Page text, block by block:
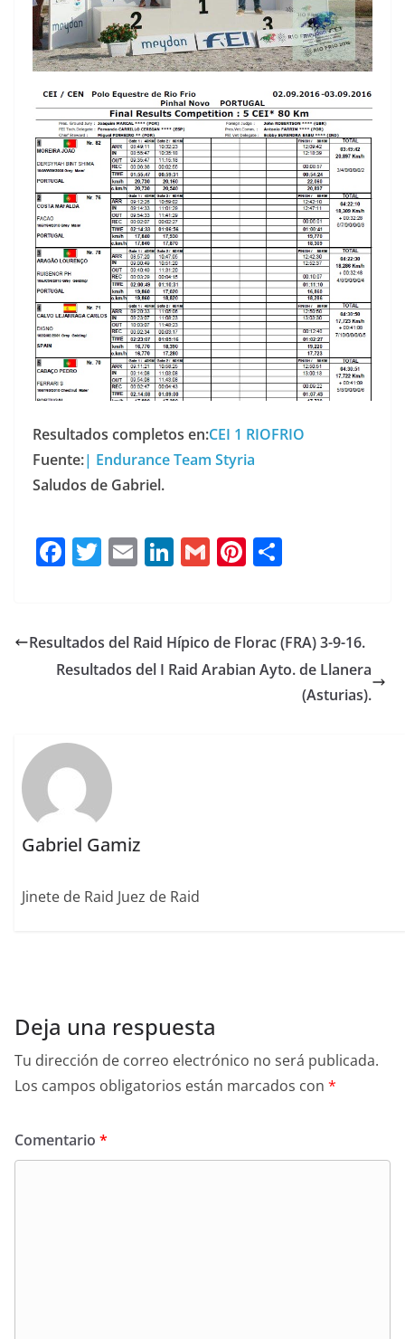
Resultados completos en:CEI 1 RIOFRIO
Fuente:| Endurance Team Styria
Saludos de Gabriel.
F
e
b
k
T
te
r
E
l
Li
e
dI
G
l
Pi
re
st
p
a
rt
Resultados del Raid Hípico de Florac (FRA) 3-9-16.
Resultados del I Raid Arabian Ayto. de Llanera
(Asturias).
Gabriel Gamiz
Jinete de Raid Juez de Raid
Deja una respuesta
Tu dirección de correo electrónico no será publicada.
Los campos obligatorios están marcados con *
Comentario *